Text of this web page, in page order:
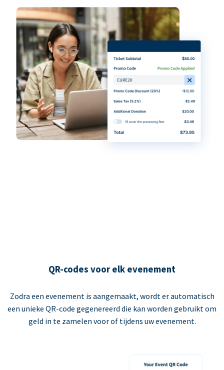
QR-codes voor elk evenement
Zodra een evenement is aangemaakt, wordt er automatisch
een unieke QR-code gegenereerd die kan worden gebruikt om
geld in te zamelen voor of tijdens uw evenement.